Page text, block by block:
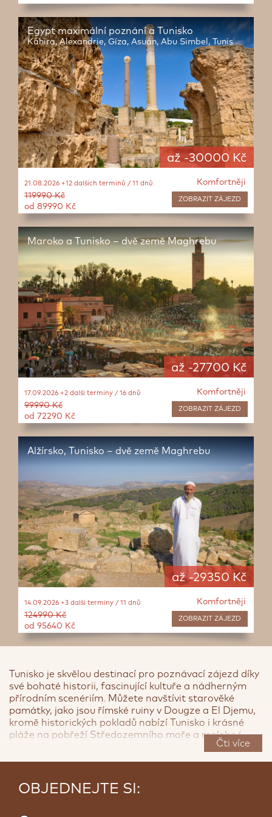
až -30000 Kč
Egypt maximální poznání a Tunisko
Káhira, Alexandrie, Gíza, Asuán, Abu Simbel, Tunis
Komfortněji
ZOBRAZIT ZÁJEZD
21.08.2026 +12 dalších termínů / 11 dnů
119990 Kč
od 89990 Kč
až -27700 Kč
Maroko a Tunisko – dvě země Maghrebu
Komfortněji
ZOBRAZIT ZÁJEZD
17.09.2026 +2 další termíny / 16 dnů
99990 Kč
od 72290 Kč
až -29350 Kč
Alžírsko, Tunisko – dvě země Maghrebu
Komfortněji
ZOBRAZIT ZÁJEZD
14.09.2026 +3 další termíny / 11 dnů
124990 Kč
od 95640 Kč
Pozůstatky římské říše jsou v Tunisku přitomné na spoustě
< >
Tunisko je skvělou destinací pro poznávací zájezd díky
své bohaté historii, fascinující kultuře a nádherným
přírodním scenériím. Můžete navštívit starověké
památky, jako jsou římské ruiny v Dougze a El Djemu,
kromě historických pokladů nabízí Tunisko i krásné
pláže na pobřeží Středozemního moře a malebné
pouštní krajiny, které jsou ideální pro dobrodružné
Čti více
OBJEDNEJTE SI: